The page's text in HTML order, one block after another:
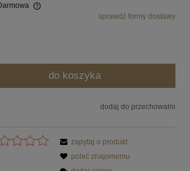
ewentualnych kosztów płatnościsprawdź formy dostawy
do koszyka
dodaj do przechowalni
zapytaj o produkt
poleć znajomemu